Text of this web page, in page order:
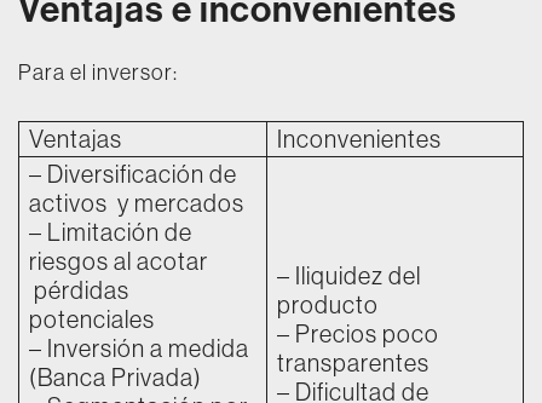
Para el inversor:
Ventajas
Inconvenientes
– Diversificación de
activos y mercados
– Limitación de
riesgos al acotar
pérdidas
potenciales
– Inversión a medida
(Banca Privada)
– Iliquidez del
producto
– Precios poco
transparentes
– Dificultad de